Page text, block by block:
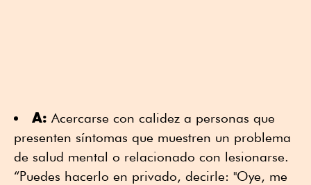
A: Acercarse con calidez a personas que
presenten síntomas que muestren un problema
de salud mental o relacionado con lesionarse.
“Puedes hacerlo en privado, decirle: "Oye, me